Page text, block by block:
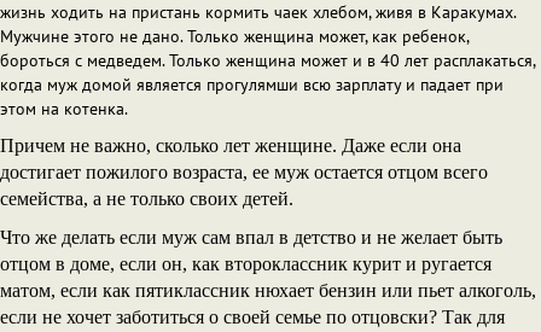
жизнь ходить на пристань кормить чаек хлебом, живя в Каракумах.
Мужчине этого не дано. Только женщина может, как ребенок,
бороться с медведем. Только женщина может и в 40 лет расплакаться,
когда муж домой является прогулямши всю зарплату и падает при
этом на котенка.
Причем не важно, сколько лет женщине. Даже если она
достигает пожилого возраста, ее муж остается отцом всего
семейства, а не только своих детей.
Что же делать если муж сам впал в детство и не желает быть
отцом в доме, если он, как второклассник курит и ругается
матом, если как пятиклассник нюхает бензин или пьет алкоголь,
если не хочет заботиться о своей семье по отцовски? Так для